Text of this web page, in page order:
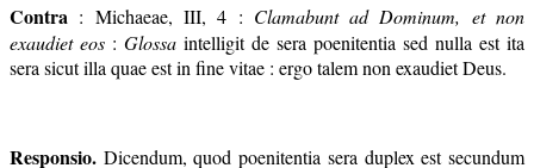
Contra : Michaeae, III, 4 : Clamabunt ad Dominum, et non
exaudiet eos : Glossa intelligit de sera poenitentia sed nulla est ita
sera sicut illa quae est in fine vitae : ergo talem non exaudiet Deus.
Responsio. Dicendum, quod poenitentia sera duplex est secundum